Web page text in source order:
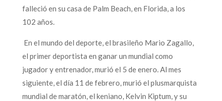
falleció en su casa de Palm Beach, en Florida, a los
102 años.
En el mundo del deporte, el brasileño Mario Zagallo,
el primer deportista en ganar un mundial como
jugador y entrenador, murió el 5 de enero. Al mes
siguiente, el día 11 de febrero, murió el plusmarquista
mundial de maratón, el keniano, Kelvin Kiptum, y su